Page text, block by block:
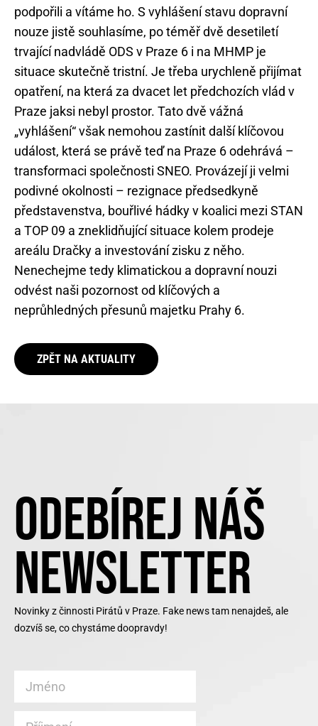
podpořili a vítáme ho. S vyhlášení stavu dopravní
nouze jistě souhlasíme, po téměř dvě desetiletí
trvající nadvládě ODS v Praze 6 i na MHMP je
situace skutečně tristní. Je třeba urychleně přijímat
opatření, na která za dvacet let předchozích vlád v
Praze jaksi nebyl prostor. Tato dvě vážná
„vyhlášení“ však nemohou zastínit další klíčovou
událost, která se právě teď na Praze 6 odehrává –
transformaci společnosti SNEO. Provázejí ji velmi
podivné okolnosti – rezignace předsedkyně
představenstva, bouřlivé hádky v koalici mezi STAN
a TOP 09 a zneklidňující situace kolem prodeje
areálu Dračky a investování zisku z něho.
Nenechejme tedy klimatickou a dopravní nouzi
odvést naši pozornost od klíčových a
neprůhledných přesunů majetku Prahy 6.
ZPĚT NA AKTUALITY
ODEBÍREJ NÁŠ
NEWSLETTER
Novinky z činnosti Pirátů v Praze. Fake news tam nenajdeš, ale
dozvíš se, co chystáme doopravdy!